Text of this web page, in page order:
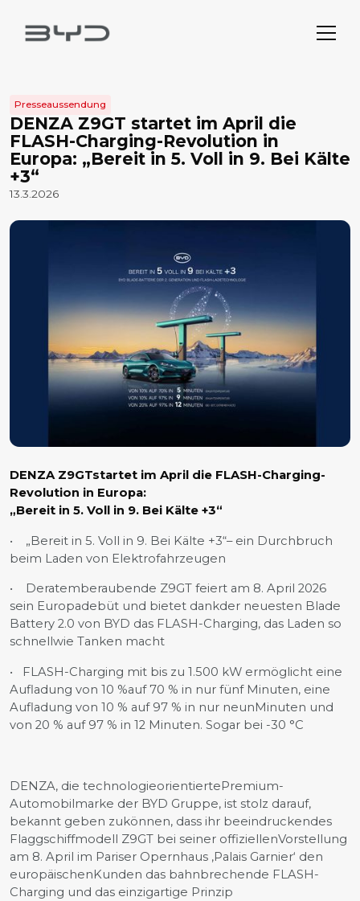
Presseaussendung
DENZA Z9GT startet im April die
FLASH-Charging-Revolution in
Europa: „Bereit in 5. Voll in 9. Bei Kälte
+3“
13.3.2026
DENZA Z9GTstartet im April die FLASH-Charging-
Revolution in Europa:
„Bereit in 5. Voll in 9. Bei Kälte +3“
• „Bereit in 5. Voll in 9. Bei Kälte +3“– ein Durchbruch
beim Laden von Elektrofahrzeugen
• Deratemberaubende Z9GT feiert am 8. April 2026
sein Europadebüt und bietet dankder neuesten Blade
Battery 2.0 von BYD das FLASH-Charging, das Laden so
schnellwie Tanken macht
• FLASH-Charging mit bis zu 1.500 kW ermöglicht eine
Aufladung von 10 %auf 70 % in nur fünf Minuten, eine
Aufladung von 10 % auf 97 % in nur neunMinuten und
von 20 % auf 97 % in 12 Minuten. Sogar bei -30 °C
DENZA, die technologieorientiertePremium-
Automobilmarke der BYD Gruppe, ist stolz darauf,
bekannt geben zukönnen, dass ihr beeindruckendes
Flaggschiffmodell Z9GT bei seiner offiziellenVorstellung
am 8. April im Pariser Opernhaus ‚Palais Garnier‘ den
europäischenKunden das bahnbrechende FLASH-
Charging und das einzigartige Prinzip